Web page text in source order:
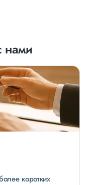
нами
коротких